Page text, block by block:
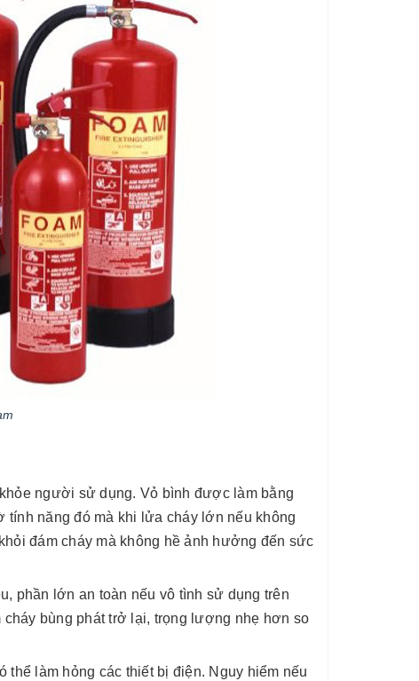
người sử dụng. Vỏ bình được làm bằng
năng đó mà khi lửa cháy lớn nếu không
đám cháy mà không hề ảnh hưởng đến sức
phần lớn an toàn nếu vô tình sử dụng trên
bùng phát trở lại, trọng lượng nhẹ hơn so
thể làm hỏng các thiết bị điện. Nguy hiểm nếu